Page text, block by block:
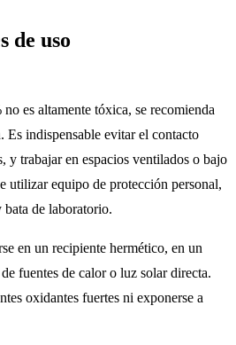
de uso
es altamente tóxica, se recomienda
Es indispensable evitar el contacto
y trabajar en espacios ventilados o bajo
utilizar equipo de protección personal,
de laboratorio.
en un recipiente hermético, en un
fuentes de calor o luz solar directa.
oxidantes fuertes ni exponerse a